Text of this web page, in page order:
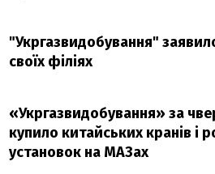
"Укргазвидобування"
своїх філіях
«Укргазвидобування» за
купило китайських кранів і
установок на МАЗах